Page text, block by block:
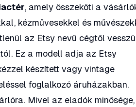
, amely összeköti a
kézművesekkel és
az Etsy nevű cégtől
Ez a modell adja az Etsy
készített vagy vintage
foglalkozó áruházakban.
Mivel az eladók minősége,